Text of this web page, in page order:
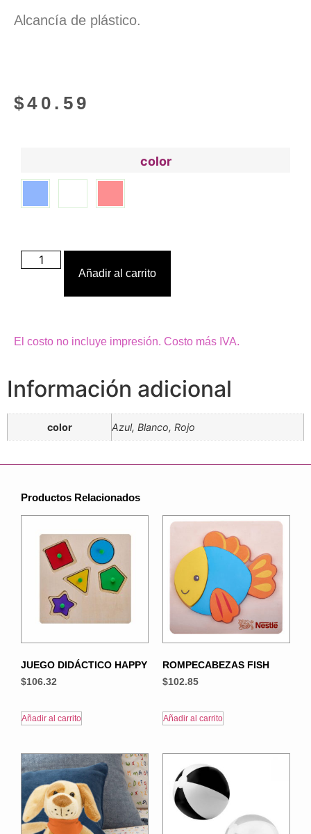
Alcancía de plástico.
$40.59
color
Añadir al carrito
El costo no incluye impresión. Costo más IVA.
Información adicional
color Azul, Blanco, Rojo
Productos Relacionados
JUEGO DIDÁCTICO HAPPY
$106.32
Añadir al carrito
ROMPECABEZAS FISH
$102.85
Añadir al carrito